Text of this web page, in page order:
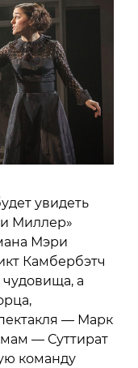
увидеть
Миллер»
Мэри
Камбербэтч
а
— Марк
— Суттират
команду